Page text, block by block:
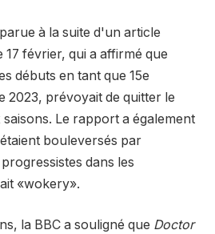
à la suite d'un article
17 février, qui a affirmé que
débuts en tant que 15e
2023, prévoyait de quitter le
Le rapport a également
bouleversés par
dans les
«wokery».
la BBC a souligné que Doctor